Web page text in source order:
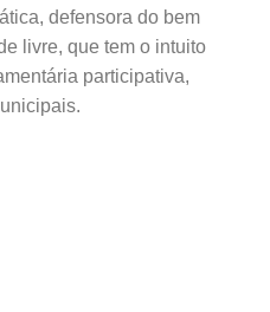
defensora do bem
livre, que tem o intuito
participativa,